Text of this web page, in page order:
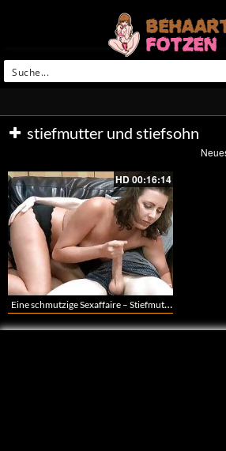
stiefmutter und stiefsohn
HD00:16:14
Eine schmutzige Sexaffaire – Stiefmutter bumst mit ihrem Stiefsohn